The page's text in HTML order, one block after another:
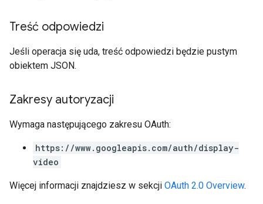
Treść odpowiedzi
Jeśli operacja się uda, treść odpowiedzi będzie pustym
obiektem JSON.
Zakresy autoryzacji
Wymaga następującego zakresu OAuth:
https://www.googleapis.com/auth/display-
video
Więcej informacji znajdziesz w sekcji OAuth 2.0 Overview.